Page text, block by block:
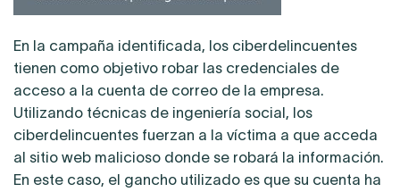
En la campaña identificada, los ciberdelincuentes
tienen como objetivo robar las credenciales de
acceso a la cuenta de correo de la empresa.
Utilizando técnicas de ingeniería social, los
ciberdelincuentes fuerzan a la víctima a que acceda
al sitio web malicioso donde se robará la información.
En este caso, el gancho utilizado es que su cuenta ha